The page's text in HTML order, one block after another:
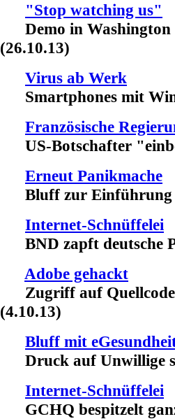
"Stop watching us"
Demo in Washington
(26.10.13)
Virus ab Werk
Smartphones mit
Französische
US-Botschafter
Erneut Panikmache
Bluff zur Einführung
Internet-Schnüffelei
BND zapft deutsche
Adobe gehackt
Zugriff auf
(4.10.13)
Bluff mit
Druck auf Unwillige
Internet-Schnüffelei
GCHQ bespitzelt